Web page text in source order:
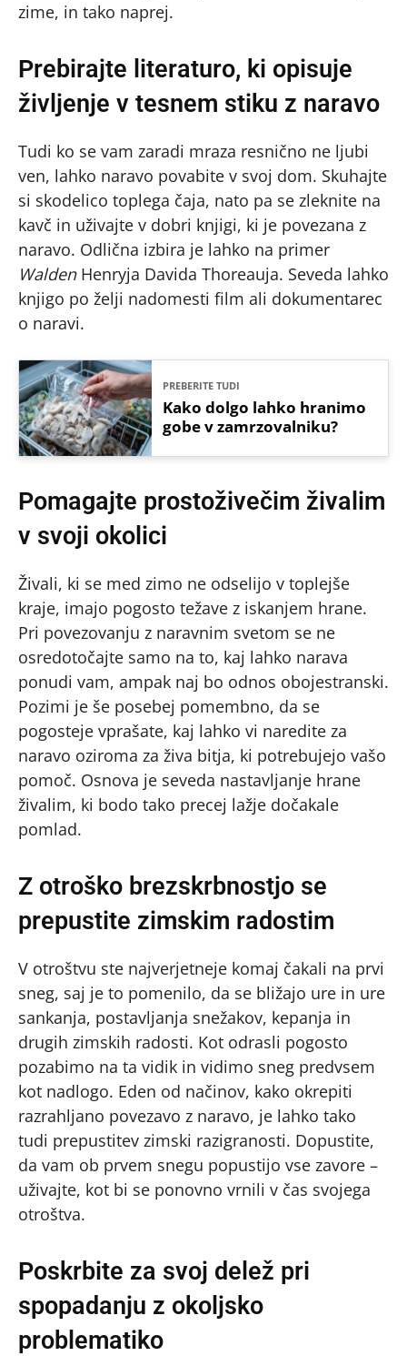
zime, in tako naprej.
Prebirajte literaturo, ki opisuje
življenje v tesnem stiku z naravo
Tudi ko se vam zaradi mraza resnično ne ljubi
ven, lahko naravo povabite v svoj dom. Skuhajte
si skodelico toplega čaja, nato pa se zleknite na
kavč in uživajte v dobri knjigi, ki je povezana z
naravo. Odlična izbira je lahko na primer
WaldenHenryja Davida Thoreauja. Seveda lahko
knjigo po želji nadomesti film ali dokumentarec
o naravi.
PREBERITE TUDI
Kako dolgo lahko hranimo
gobe v zamrzovalniku?
Pomagajte prostoživečim živalim
v svoji okolici
Živali, ki se med zimo ne odselijo v toplejše
kraje, imajo pogosto težave z iskanjem hrane.
Pri povezovanju z naravnim svetom se ne
osredotočajte samo na to, kaj lahko narava
ponudi vam, ampak naj bo odnos obojestranski.
Pozimi je še posebej pomembno, da se
pogosteje vprašate, kaj lahko vi naredite za
naravo oziroma za živa bitja, ki potrebujejo vašo
pomoč. Osnova je seveda nastavljanje hrane
živalim, ki bodo tako precej lažje dočakale
pomlad.
Z otroško brezskrbnostjo se
prepustite zimskim radostim
V otroštvu ste najverjetneje komaj čakali na prvi
sneg, saj je to pomenilo, da se bližajo ure in ure
sankanja, postavljanja snežakov, kepanja in
drugih zimskih radosti. Kot odrasli pogosto
pozabimo na ta vidik in vidimo sneg predvsem
kot nadlogo. Eden od načinov, kako okrepiti
razrahljano povezavo z naravo, je lahko tako
tudi prepustitev zimski razigranosti. Dopustite,
da vam ob prvem snegu popustijo vse zavore –
uživajte, kot bi se ponovno vrnili v čas svojega
otroštva.
Poskrbite za svoj delež pri
spopadanju z okoljsko
problematiko